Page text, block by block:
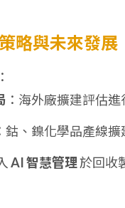
略與未來發展
：
：海外廠擴建評估
鈷、鎳化學品產線
AI 智慧管理於回收